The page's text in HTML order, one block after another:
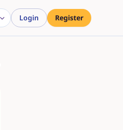
Login Register